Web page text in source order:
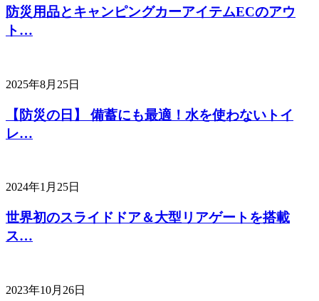
防災用品とキャンピングカーアイテムECのアウ
ト…
2025年8月25日
【防災の日】 備蓄にも最適！水を使わないトイ
レ…
2024年1月25日
世界初のスライドドア＆大型リアゲートを搭載
ス…
2023年10月26日